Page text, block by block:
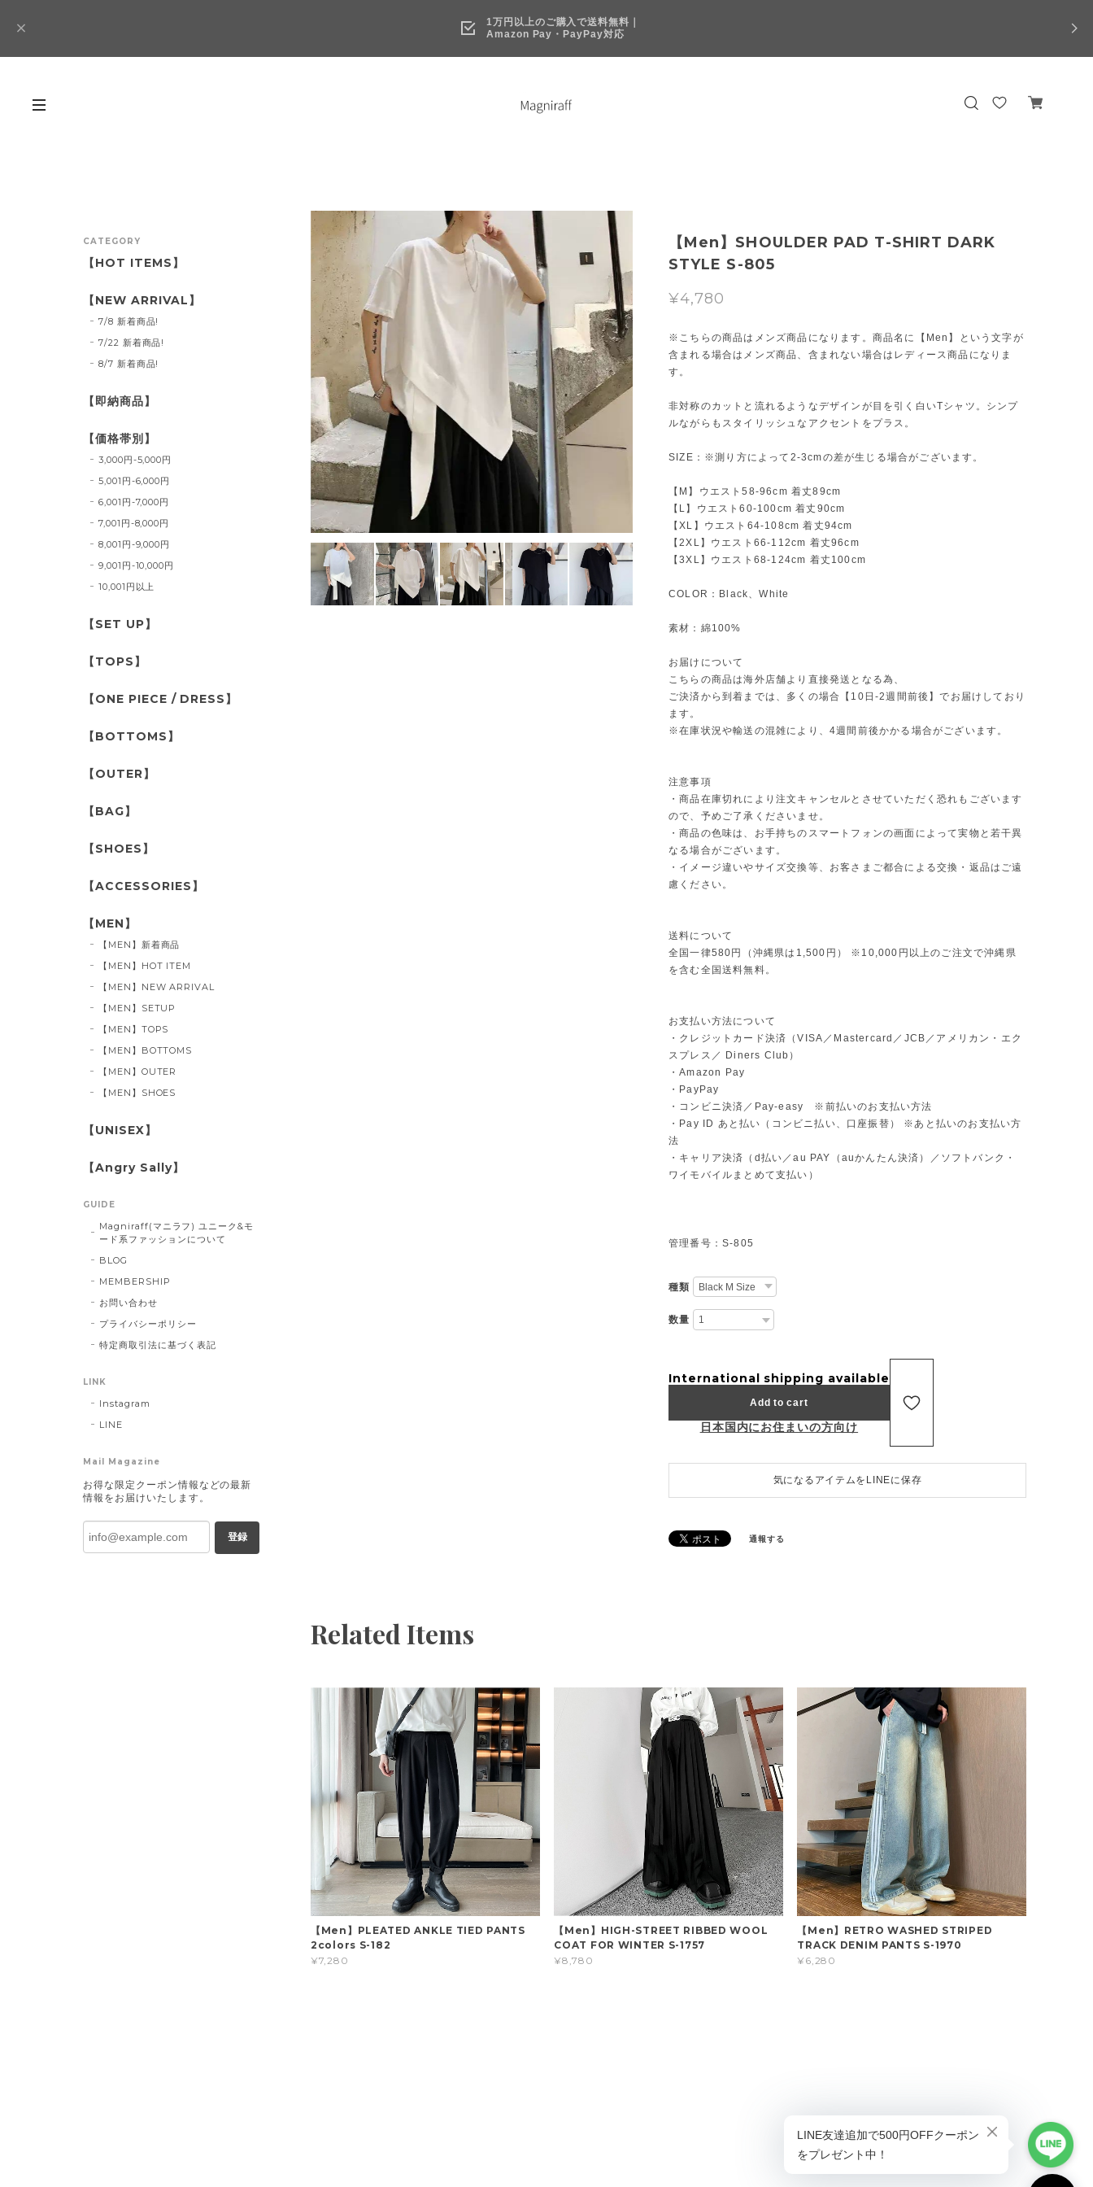
1万円以上のご購入で送料無料｜
Amazon Pay・PayPay対応
【Men】SHOULDER PAD T-SHIRT DARK
STYLE S-805
¥4,780
※こちらの商品はメンズ商品になります。商品名に【Men】という文字が
含まれる場合はメンズ商品、含まれない場合はレディース商品になりま
す。
非対称のカットと流れるようなデザインが目を引く白いTシャツ。シンプ
ルながらもスタイリッシュなアクセントをプラス。
SIZE：※測り方によって2-3cmの差が生じる場合がございます。
【M】ウエスト58-96cm 着丈89cm
【L】ウエスト60-100cm 着丈90cm
【XL】ウエスト64-108cm 着丈94cm
【2XL】ウエスト66-112cm 着丈96cm
【3XL】ウエスト68-124cm 着丈100cm
COLOR：Black、White
素材：綿100%
お届けについて
こちらの商品は海外店舗より直接発送となる為、
ご決済から到着までは、多くの場合【10日-2週間前後】でお届けしており
ます。
※在庫状況や輸送の混雑により、4週間前後かかる場合がございます。
注意事項
・商品在庫切れにより注文キャンセルとさせていただく恐れもございます
ので、予めご了承くださいませ。
・商品の色味は、お手持ちのスマートフォンの画面によって実物と若干異
なる場合がございます。
・イメージ違いやサイズ交換等、お客さまご都合による交換・返品はご遠
慮ください。
送料について
全国一律580円（沖縄県は1,500円） ※10,000円以上のご注文で沖縄県
を含む全国送料無料。
お支払い方法について
・クレジットカード決済（VISA／Mastercard／JCB／アメリカン・エク
スプレス／ Diners Club）
・Amazon Pay
・PayPay
・コンビニ決済／Pay-easy ※前払いのお支払い方法
・Pay ID あと払い（コンビニ払い、口座振替） ※あと払いのお支払い方
法
・キャリア決済（d払い／au PAY（auかんたん決済）／ソフトバンク・
ワイモバイルまとめて支払い）
管理番号：S-805
種類
数量
International shipping available
Add to cart
日本国内にお住まいの方向け
気になるアイテムをLINEに保存
通報する
Related Items
【Men】PLEATED ANKLE TIED PANTS
2colors S-182
¥7,280
【Men】HIGH-STREET RIBBED WOOL
COAT FOR WINTER S-1757
¥8,780
【Men】RETRO WASHED STRIPED
TRACK DENIM PANTS S-1970
¥6,280
CATEGORY
【HOT ITEMS】
【NEW ARRIVAL】
7/8 新着商品!
7/22 新着商品!
8/7 新着商品!
【即納商品】
【価格帯別】
3,000円-5,000円
5,001円-6,000円
6,001円-7,000円
7,001円-8,000円
8,001円-9,000円
9,001円-10,000円
10,001円以上
【SET UP】
【TOPS】
【ONE PIECE / DRESS】
【BOTTOMS】
【OUTER】
【BAG】
【SHOES】
【ACCESSORIES】
【MEN】
【MEN】新着商品
【MEN】HOT ITEM
【MEN】NEW ARRIVAL
【MEN】SETUP
【MEN】TOPS
【MEN】BOTTOMS
【MEN】OUTER
【MEN】SHOES
【UNISEX】
【Angry Sally】
GUIDE
Magniraff(マニラフ) ユニーク&モ
ード系ファッションについて
BLOG
MEMBERSHIP
お問い合わせ
プライバシーポリシー
特定商取引法に基づく表記
LINK
Instagram
LINE
Mail Magazine
お得な限定クーポン情報などの最新
情報をお届けいたします。
登録